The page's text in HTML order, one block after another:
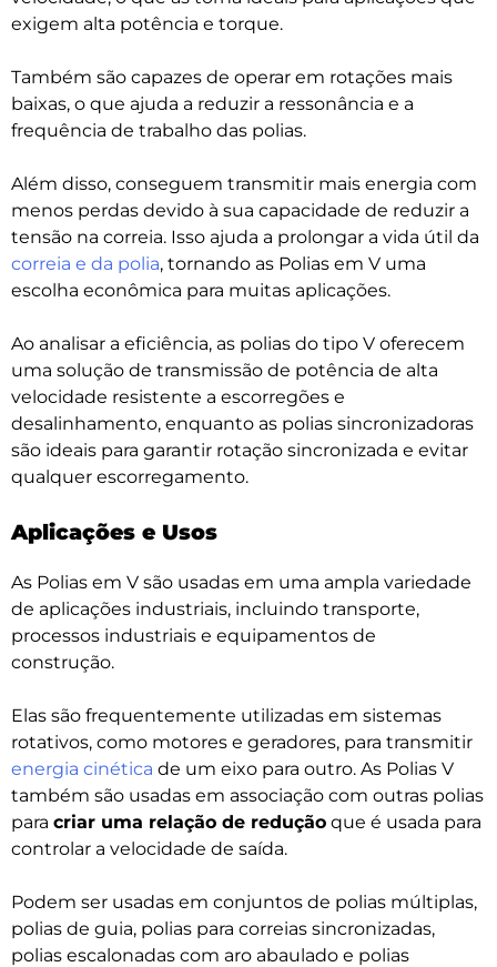
exigem alta potência e torque.
Também são capazes de operar em rotações mais
baixas, o que ajuda a reduzir a ressonância e a
frequência de trabalho das polias.
Além disso, conseguem transmitir mais energia com
menos perdas devido à sua capacidade de reduzir a
tensão na correia. Isso ajuda a prolongar a vida útil da
correia e da polia, tornando as Polias em V uma
escolha econômica para muitas aplicações.
Ao analisar a eficiência, as polias do tipo V oferecem
uma solução de transmissão de potência de alta
velocidade resistente a escorregões e
desalinhamento, enquanto as polias sincronizadoras
são ideais para garantir rotação sincronizada e evitar
qualquer escorregamento.
Aplicações e Usos
As Polias em V são usadas em uma ampla variedade
de aplicações industriais, incluindo transporte,
processos industriais e equipamentos de
construção.
Elas são frequentemente utilizadas em sistemas
rotativos, como motores e geradores, para transmitir
energia cinética de um eixo para outro. As Polias V
também são usadas em associação com outras polias
para criar uma relação de redução que é usada para
controlar a velocidade de saída.
Podem ser usadas em conjuntos de polias múltiplas,
polias de guia, polias para correias sincronizadas,
polias escalonadas com aro abaulado e polias